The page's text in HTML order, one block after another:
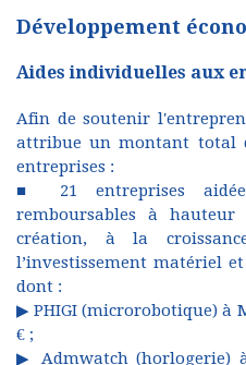
Développement
Aides individuelles aux
Afin de soutenir
attribue un montant total
entreprises :
■ 21 entreprises
remboursables à
création, à la
l’investissement matériel
dont :
▶ PHIGI (microrobotique) à
€ ;
▶ Admwatch (horlogerie)